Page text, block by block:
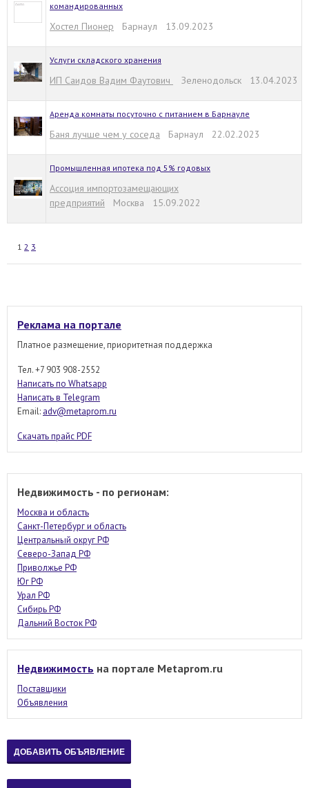
командированных
Хостел Пионер Барнаул 13.09.2023
Услуги складского хранения
ИП Саидов Вадим Фаутович Зеленодольск 13.04.2023
Аренда комнаты посуточно с питанием в Барнауле
Баня лучше чем у соседа Барнаул 22.02.2023
Промышленная ипотека под 5% годовых
Ассоция импортозамещающих
предприятий Москва 15.09.2022
1 2 3
Реклама на портале
Платное размещение, приоритетная поддержка
Тел. +7 903 908-2552
Написать по Whatsapp
Написать в Telegram
Email: adv@metaprom.ru
Скачать прайс PDF
Недвижимость - по регионам:
Москва и область
Санкт-Петербург и область
Центральный округ РФ
Северо-Запад РФ
Приволжье РФ
Юг РФ
Урал РФ
Сибирь РФ
Дальний Восток РФ
Недвижимость на портале Metaprom.ru
Поставщики
Объявления